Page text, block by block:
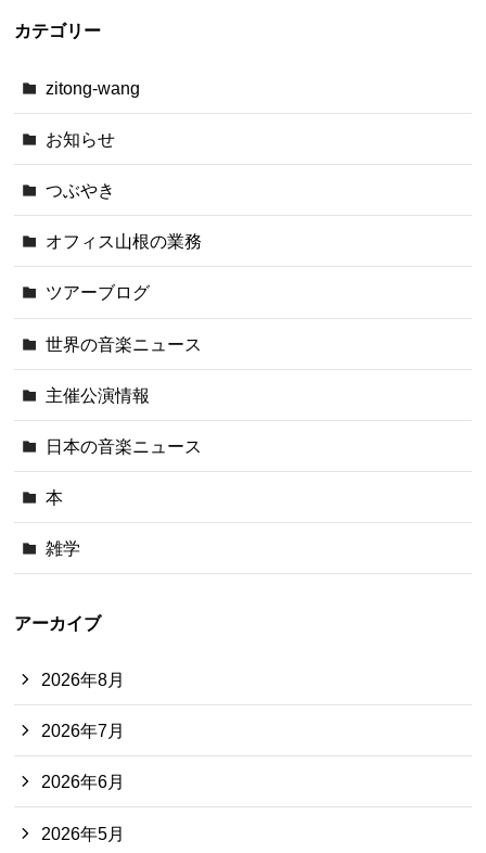
カテゴリー
zitong-wang
お知らせ
つぶやき
オフィス山根の業務
ツアーブログ
世界の音楽ニュース
主催公演情報
日本の音楽ニュース
本
雑学
アーカイブ
2026年8月
2026年7月
2026年6月
2026年5月